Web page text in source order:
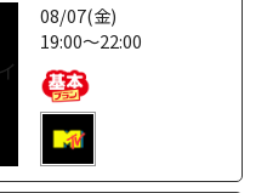
08/07(金)
19:00～22:00